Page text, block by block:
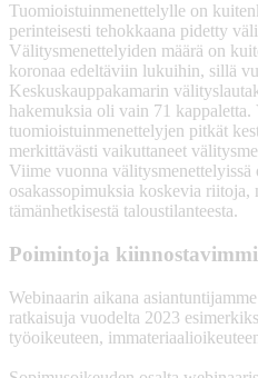
Tuomioistuinmenettelylle on
perinteisesti tehokkaana pidetty
Välitysmenettelyiden määrä on
koronaa edeltäviin lukuihin, sillä
Keskuskauppakamarin
hakemuksia oli vain 71
tuomioistuinmenettelyjen pitkät
merkittävästi vaikuttaneet
Viime vuonna
osakassopimuksia koskevia riitoja,
tämänhetkisestä taloustilanteesta.
Poimintoja
Webinaarin aikana
ratkaisuja vuodelta 2023
työoikeuteen,